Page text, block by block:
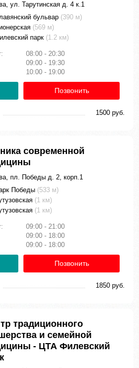
ул. Тарутинская д. 4 к.1
бульвар (390 м)
(569 м)
парк (1.2 км)
08:00 - 20:30
09:00 - 19:30
10:00 - 19:00
Позвонить
1500 руб.
современной
пл. Победы д. 2, корп.1
Победы (533 м)
(1 км)
(1 км)
09:00 - 21:00
09:00 - 18:00
09:00 - 18:00
Позвонить
1850 руб.
традиционного
и семейной
- ЦТА Филевский